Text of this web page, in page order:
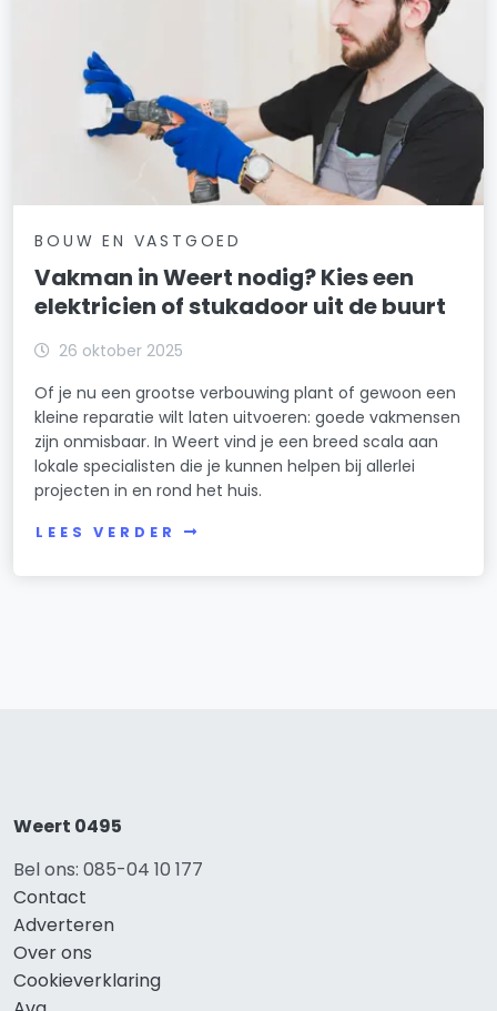
BOUW EN VASTGOED
Vakman in Weert nodig? Kies een
elektricien of stukadoor uit de buurt
26 oktober 2025
Of je nu een grootse verbouwing plant of gewoon een
kleine reparatie wilt laten uitvoeren: goede vakmensen
zijn onmisbaar. In Weert vind je een breed scala aan
lokale specialisten die je kunnen helpen bij allerlei
projecten in en rond het huis.
LEES VERDER
Weert 0495
Bel ons: 085-04 10 177
Contact
Adverteren
Over ons
Cookieverklaring